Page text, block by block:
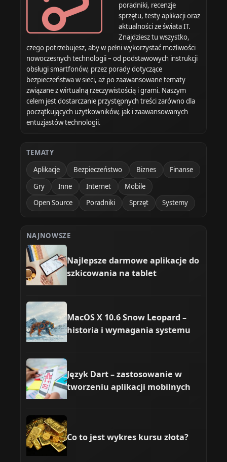
poradniki, recenzje
sprzętu, testy aplikacji oraz
aktualności ze świata IT.
Znajdziesz tu wszystko,
czego potrzebujesz, aby w pełni wykorzystać możliwości
nowoczesnych technologii – od podstawowych instrukcji
obsługi smartfonów, przez porady dotyczące
bezpieczeństwa w sieci, aż po zaawansowane tematy
związane z wirtualną rzeczywistością i grami. Naszym
celem jest dostarczanie przystępnych treści zarówno dla
początkujących użytkowników, jak i zaawansowanych
entuzjastów technologii.
TEMATY
Aplikacje
Bezpieczeństwo Biznes
Finanse
Gry
Inne Internet
Mobile
Open Source
Poradniki Sprzęt Systemy
NAJNOWSZE
Najlepsze darmowe aplikacje do
szkicowania na tablet
MacOS X 10.6 Snow Leopard –
historia i wymagania systemu
Język Dart – zastosowanie w
tworzeniu aplikacji mobilnych
Co to jest wykres kursu złota?